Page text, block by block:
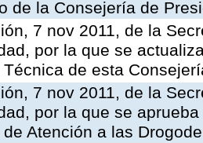
de la Consejería de
7 nov 2011, de la
por la que se
Técnica de esta
7 nov 2011, de la
por la que se
de Atención a las